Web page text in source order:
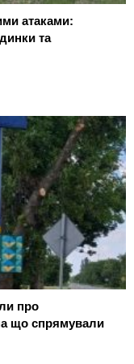
атаками:
та
про
що спрямували